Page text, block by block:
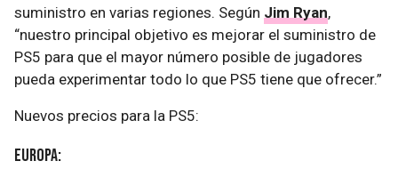
suministro en varias regiones. Según Jim Ryan,
“nuestro principal objetivo es mejorar el suministro de
PS5 para que el mayor número posible de jugadores
pueda experimentar todo lo que PS5 tiene que ofrecer.”
Nuevos precios para la PS5:
Europa: